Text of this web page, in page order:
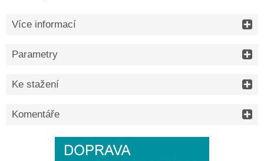
Více informací
Parametry
Ke stažení
Komentáře